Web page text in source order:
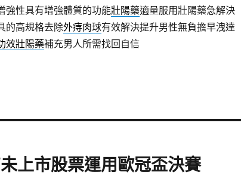
強性具有增強體質的功能壯陽藥適量服用壯陽藥急解決
的高規格去除外痔肉球有效解決提升男性無負擔早洩達
效壯陽藥補充男人所需找回自信
上市股票運用歐冠盃決賽